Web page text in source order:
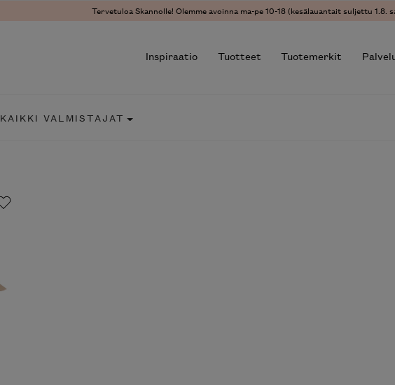
Tervetuloa Skannolle! Olemme avoinna ma-pe 10-18 (kesälauantait suljettu 1.8.
Inspiraatio Tuotteet Tuotemerkit
KAIKKI VALMISTAJAT